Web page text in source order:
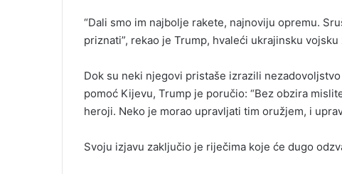
“Dali smo im najbolje rakete, najnoviju opremu.
priznati”, rekao je Trump, hvaleći ukrajinsku
Dok su neki njegovi pristaše izrazili
pomoć Kijevu, Trump je poručio: “Bez obzira
heroji. Neko je morao upravljati tim oružjem, i
Svoju izjavu zaključio je riječima koje će dugo